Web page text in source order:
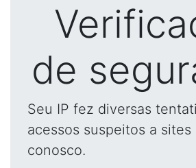
de
Seu IP fez diversas
acessos suspeitos a sites
conosco.